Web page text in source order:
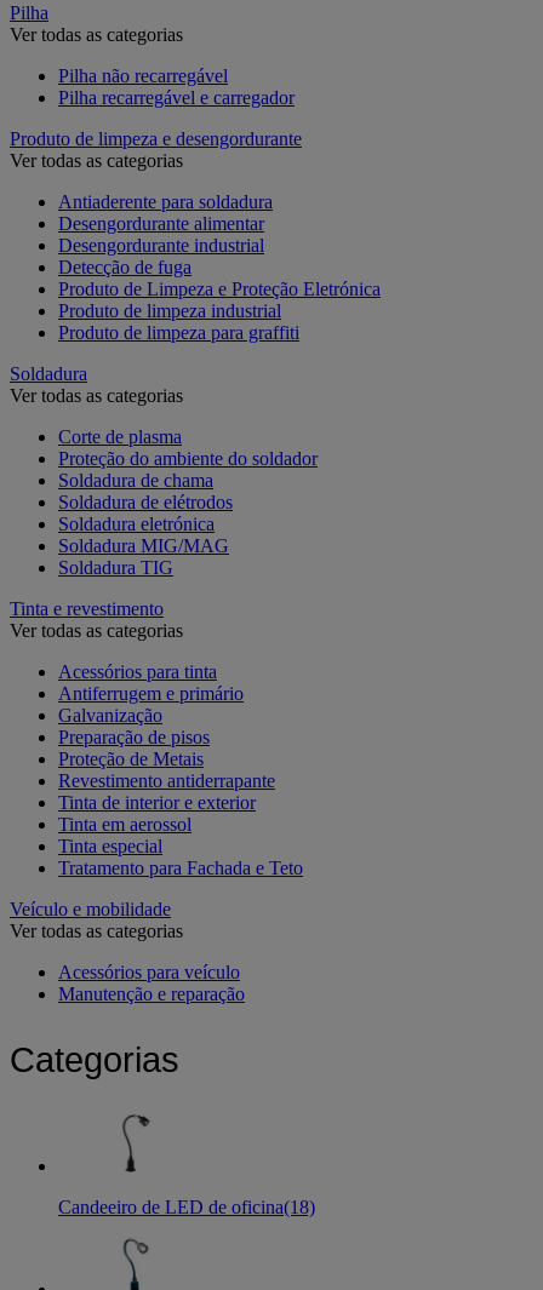
Pilha
Ver todas as categorias
Pilha não recarregável
Pilha recarregável e carregador
Produto de limpeza e desengordurante
Ver todas as categorias
Antiaderente para soldadura
Desengordurante alimentar
Desengordurante industrial
Detecção de fuga
Produto de Limpeza e Proteção Eletrónica
Produto de limpeza industrial
Produto de limpeza para graffiti
Soldadura
Ver todas as categorias
Corte de plasma
Proteção do ambiente do soldador
Soldadura de chama
Soldadura de elétrodos
Soldadura eletrónica
Soldadura MIG/MAG
Soldadura TIG
Tinta e revestimento
Ver todas as categorias
Acessórios para tinta
Antiferrugem e primário
Galvanização
Preparação de pisos
Proteção de Metais
Revestimento antiderrapante
Tinta de interior e exterior
Tinta em aerossol
Tinta especial
Tratamento para Fachada e Teto
Veículo e mobilidade
Ver todas as categorias
Acessórios para veículo
Manutenção e reparação
Categorias
Candeeiro de LED de oficina(18)